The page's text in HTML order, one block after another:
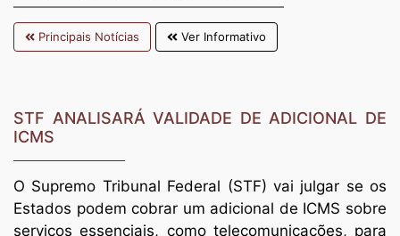
Principais Notícias Ver Informativo
STF ANALISARÁ VALIDADE DE ADICIONAL DE
ICMS
O Supremo Tribunal Federal (STF) vai julgar se os
Estados podem cobrar um adicional de ICMS sobre
serviços essenciais, como telecomunicações, para